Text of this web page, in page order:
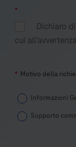
tumorale.
*
Dichiaro
cui
* Motivo della
Informazioni
Supporto